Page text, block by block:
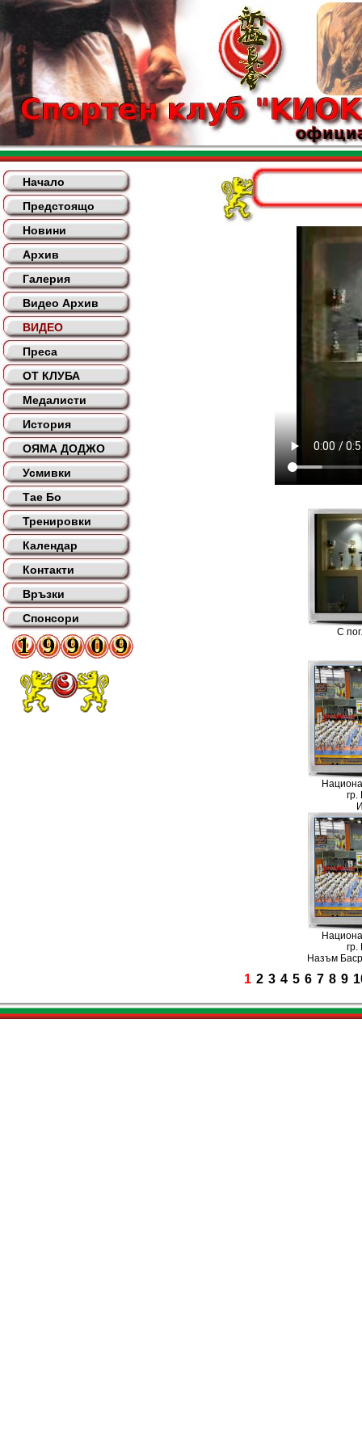
Начало
Предстоящо
Новини
Архив
Галерия
Видео Архив
ВИДЕО
Преса
ОТ КЛУБА
Медалисти
История
ОЯМА ДОДЖО
Усмивки
Тае Бо
Тренировки
Календар
Контакти
Връзки
Спонсори
С
гр.
гр.
Назъм
1 2 3 4 5 6 7 8 9